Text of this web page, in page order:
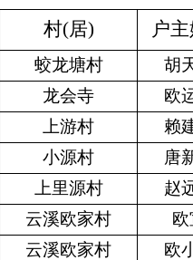
村(居) 户
蛟龙塘村
胡
龙会寺
欧
上游村
赖
小源村
唐
上里源村
赵
云溪欧家村
云溪欧家村
欧